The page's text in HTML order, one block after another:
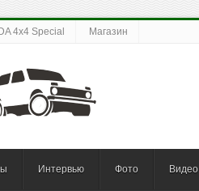
4x4 Special Магазин
Интервью Фото Видео